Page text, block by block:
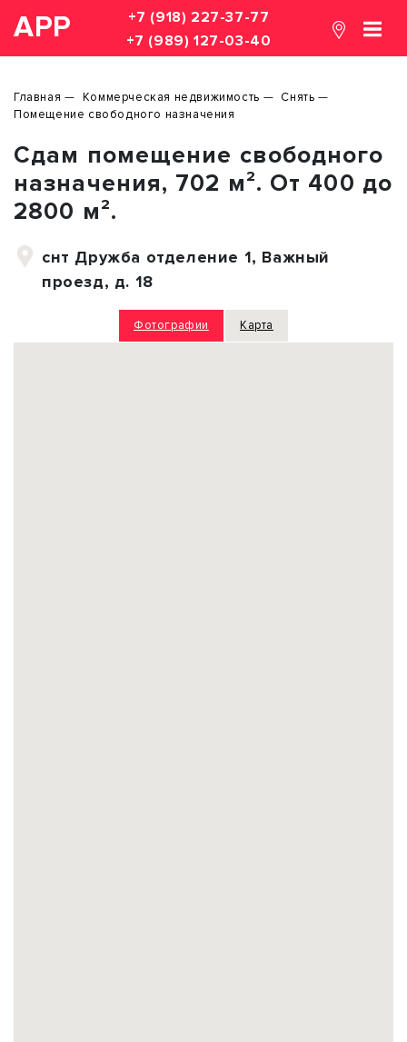
АРР
+7 (918) 227-37-77
+7 (989) 127-03-40
Главная Коммерческая недвижимость
Снять
Помещение свободного назначения
Сдам помещение свободного
назначения, 702 м². От 400 до
2800 м².
снт Дружба отделение 1, Важный
проезд, д. 18
Фотографии Карта